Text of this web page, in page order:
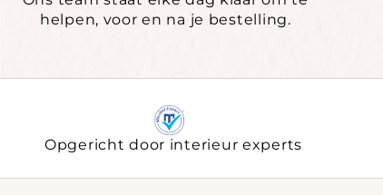
helpen, voor en na je bestelling.
Opgericht door interieur experts